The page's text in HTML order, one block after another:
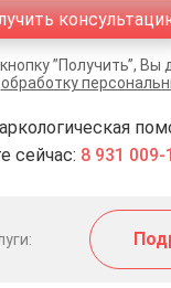
”Получить”, Вы
обработку
сейчас: 8 931 009-